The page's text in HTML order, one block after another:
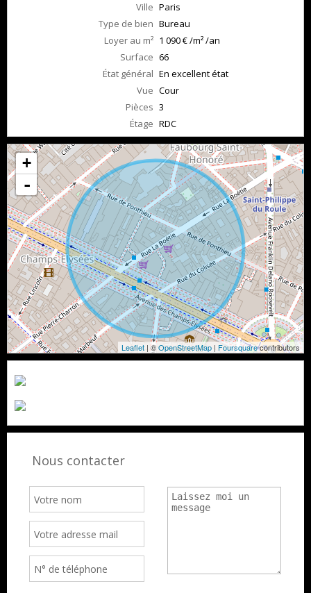
Ville Paris
Type de bien Bureau
Loyer au m² 1 090 € /m² /an
Surface 66
État général En excellent état
Vue Cour
Pièces 3
Étage RDC
+
-
Leaflet | ©OpenStreetMap | Foursquarecontributors
Nous contacter